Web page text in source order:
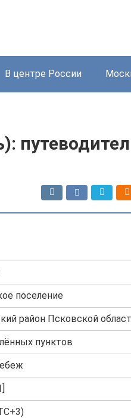
В центре России
поселение
район Псковской
пунктов